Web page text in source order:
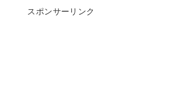
スポンサーリンク